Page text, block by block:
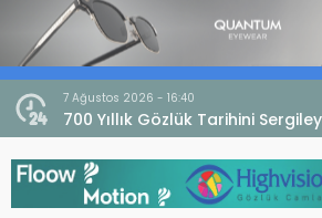
7 Ağustos 2026 - 16:40
700 Yıllık Gözlük Tarihini
dell’Occhiale”